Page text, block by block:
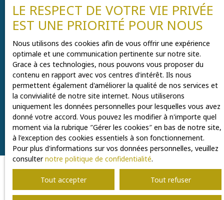
Société Worldline, Service Bloctel, CS 61311, 41013
BLOIS CEDEX.
personnelles, veuillez consulter notrepolitique de
confidentialité.
Recevoir des annonces
JE RECHERCHE UN BIEN
LE RESPECT DE VOTRE VIE PRIVÉE
EST UNE PRIORITÉ POUR NOUS
Nous utilisons des cookies afin de vous offrir une expérience
optimale et une communication pertinente sur notre site.
Grace à ces technologies, nous pouvons vous proposer du
contenu en rapport avec vos centres d'intérêt. Ils nous
permettent également d'améliorer la qualité de nos services et
la convivialité de notre site internet. Nous utiliserons
uniquement les données personnelles pour lesquelles vous avez
donné votre accord. Vous pouvez les modifier à n'importe quel
moment via la rubrique ″Gérer les cookies″ en bas de notre site,
à l'exception des cookies essentiels à son fonctionnement.
Pour plus d'informations sur vos données personnelles, veuillez
consulternotre politique de confidentialité.
Tout accepter Tout refuser